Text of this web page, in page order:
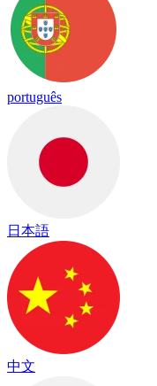
português
日本語
中文